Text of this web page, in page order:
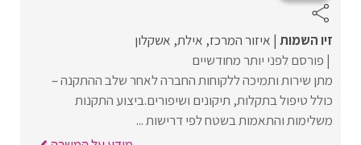
זיו השמות איזור המרכז אילת אשקלון
פורסם לפני יותר מחודשיים
מתן שירות ותמיכה ללקוחות החברה לאחר שלב ההתקנה –
כולל טיפול בתקלות, תיקונים ושיפורים.ביצוע התקנות
משלימות והתאמות בשטח לפי דרישות ...